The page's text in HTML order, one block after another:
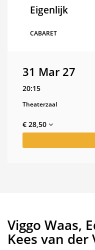
Eigenlijk
CABARET
31 Mar 27
20:15
Theaterzaal
€ 28,50
Viggo Waas,
Kees van